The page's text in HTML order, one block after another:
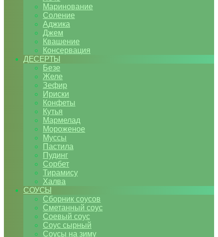
Маринование
Соление
Аджика
Джем
Квашение
Консервация
ДЕСЕРТЫ
Безе
Желе
Зефир
Ириски
Конфеты
Кутья
Мармелад
Мороженое
Муссы
Пастила
Пудинг
Сорбет
Тирамису
Халва
СОУСЫ
Сборник соусов
Сметанный соус
Соевый соус
Соус сырный
Соусы на зиму